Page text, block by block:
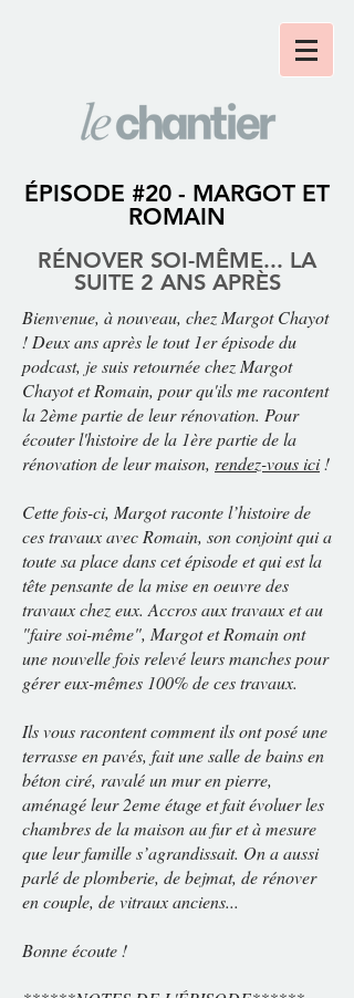
ÉPISODE #20 - MARGOT ET
ROMAIN
RÉNOVER SOI-MÊME... LA
SUITE 2 ANS APRÈS
Bienvenue, à nouveau, chez Margot Chayot
! Deux ans après le tout 1er épisode du
podcast, je suis retournée chez Margot
Chayot et Romain, pour qu'ils me racontent
la 2ème partie de leur rénovation. Pour
écouter l'histoire de la 1ère partie de la
rénovation de leur maison, rendez-vous ici!
Cette fois-ci, Margot raconte l’histoire de
ces travaux avec Romain, son conjoint qui a
toute sa place dans cet épisode et qui est la
tête pensante de la mise en oeuvre des
travaux chez eux. Accros aux travaux et au
"faire soi-même", Margot et Romain ont
une nouvelle fois relevé leurs manches pour
gérer eux-mêmes 100% de ces travaux.
Ils vous racontent comment ils ont posé une
terrasse en pavés, fait une salle de bains en
béton ciré, ravalé un mur en pierre,
aménagé leur 2eme étage et fait évoluer les
chambres de la maison au fur et à mesure
que leur famille s’agrandissait. On a aussi
parlé de plomberie, de bejmat, de rénover
en couple, de vitraux anciens...
Bonne écoute !